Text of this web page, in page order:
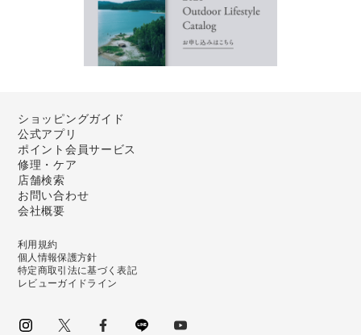
ショッピングガイド
公式アプリ
ポイント会員サービス
修理・ケア
店舗検索
お問い合わせ
会社概要
利用規約
個人情報保護方針
特定商取引法に基づく表記
レビューガイドライン